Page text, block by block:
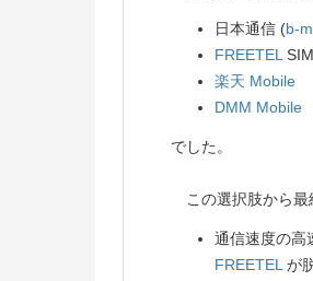
日本通信 (b-
FREETEL
楽天 Mobile
DMM Mobile
でした。
この選択肢から最
通信速度の高
FREETELが